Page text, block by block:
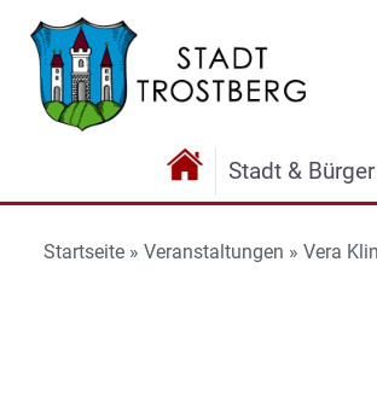
Stadt & Bürger
Startseite» Veranstaltungen » Vera